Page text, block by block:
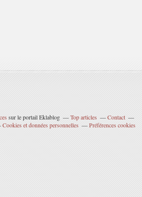
sur le portail Eklablog Top articles
Contact
Cookies et données personnelles Préférences cookies